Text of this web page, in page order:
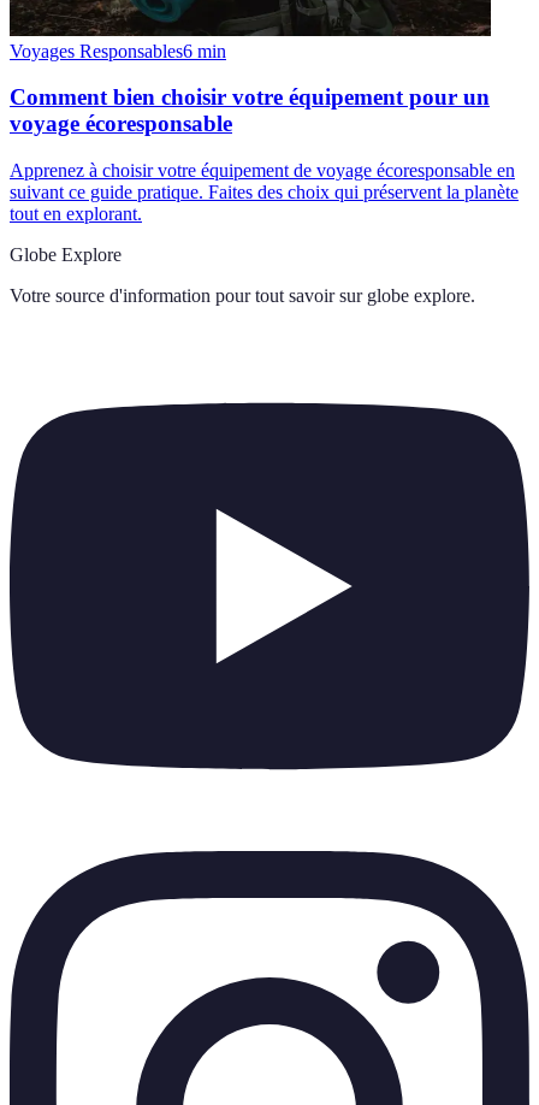
Voyages Responsables6 min
Comment bien choisir votre équipement pour un
voyage écoresponsable
Apprenez à choisir votre équipement de voyage écoresponsable en
suivant ce guide pratique. Faites des choix qui préservent la planète
tout en explorant.
Globe Explore
Votre source d'information pour tout savoir sur globe explore.